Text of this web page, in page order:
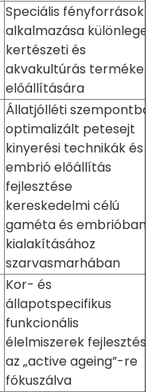
Speciális fényforrások
alkalmazása
kertészeti és
akvakultúrás termékek
előállítására
Állatjólléti
optimalizált petesejt
kinyerési technikák és
embrió előállítás
fejlesztése
kereskedelmi célú
gaméta és
kialakításához
szarvasmarhában
Kor- és
állapotspecifikus
funkcionális
élelmiszerek
az „active ageing”-re
fókuszálva